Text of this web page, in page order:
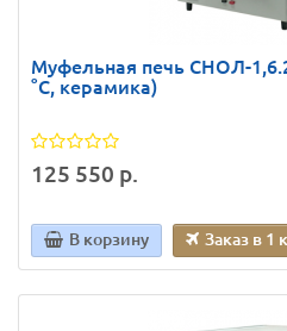
Муфельная печь СНОЛ-
°С, керамика)
125 550 р.
В корзину Заказ в 1